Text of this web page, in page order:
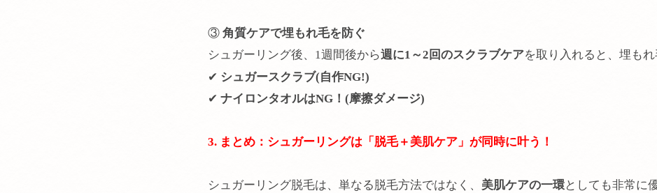
③ 角質ケアで埋もれ毛を防ぐ
シュガーリング後、1週間後から週に1～2回のスクラブケアを取り入れると、埋もれ
✔ シュガースクラブ(自作NG!)
✔ ナイロンタオルはNG！(摩擦ダメージ)
3. まとめ：シュガーリングは「脱毛＋美肌ケア」が同時に叶う！
シュガーリング脱毛は、単なる脱毛方法ではなく、 美肌ケアの一環としても非常に